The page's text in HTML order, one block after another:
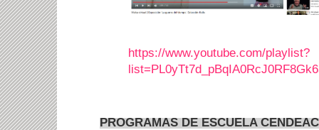
https://www.youtube.com/playlist?
PROGRAMAS DE ESCUELA CENDEAC